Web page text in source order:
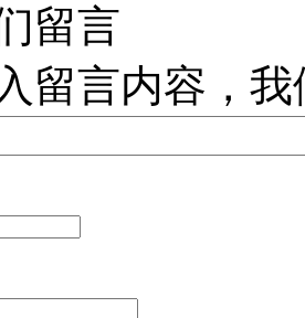
留言
留言内容，